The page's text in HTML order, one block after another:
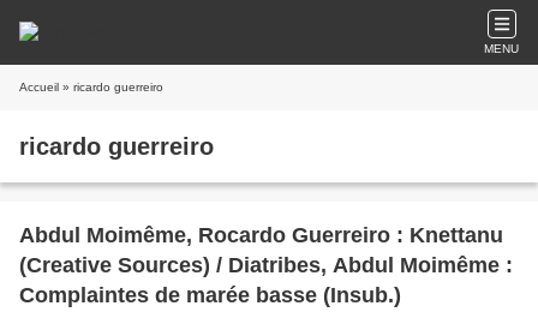
MENU
Accueil » ricardo guerreiro
ricardo guerreiro
Abdul Moimême, Rocardo Guerreiro : Knettanu
(Creative Sources) / Diatribes, Abdul Moimême :
Complaintes de marée basse (Insub.)